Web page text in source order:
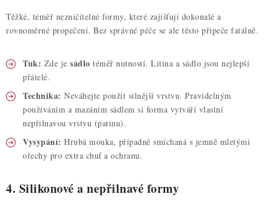
Těžké, téměř nezničitelné formy, které zajišťují dokonalé a
rovnoměrné propečení. Bez správné péče se ale těsto připeče fatálně.
Tuk: Zde je sádlo téměř nutností. Litina a sádlo jsou nejlepší
přátelé.
Technika: Neváhejte použít silnější vrstvu. Pravidelným
používáním a mazáním sádlem si forma vytváří vlastní
nepřilnavou vrstvu (patinu).
Vysypání: Hrubá mouka, případně smíchaná s jemně mletými
ořechy pro extra chuť a ochranu.
4. Silikonové a nepřilnavé formy